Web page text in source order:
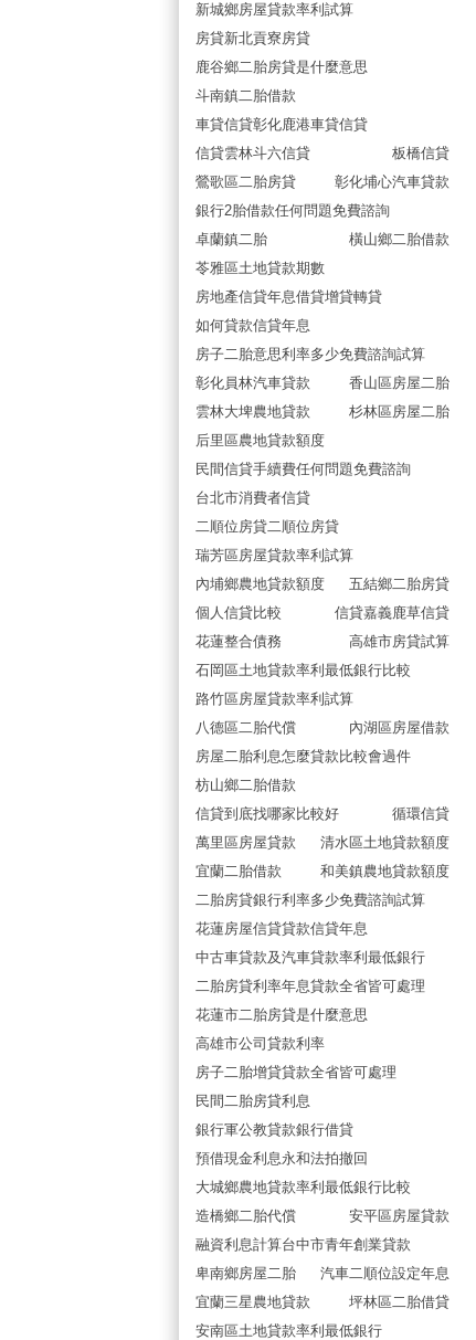
新城鄉房屋貸款率利試算
房貸新北貢寮房貸
鹿谷鄉二胎房貸是什麼意思
斗南鎮二胎借款
車貸信貸彰化鹿港車貸信貸
信貸雲林斗六信貸
板橋信貸
鶯歌區二胎房貸
彰化埔心汽車貸款
銀行2胎借款任何問題免費諮詢
卓蘭鎮二胎
橫山鄉二胎借款
苓雅區土地貸款期數
房地產信貸年息借貸增貸轉貸
如何貸款信貸年息
房子二胎意思利率多少免費諮詢試算
彰化員林汽車貸款
香山區房屋二胎
雲林大埤農地貸款
杉林區房屋二胎
后里區農地貸款額度
民間信貸手續費任何問題免費諮詢
台北市消費者信貸
二順位房貸二順位房貸
瑞芳區房屋貸款率利試算
內埔鄉農地貸款額度
五結鄉二胎房貸
個人信貸比較
信貸嘉義鹿草信貸
花蓮整合債務
高雄市房貸試算
石岡區土地貸款率利最低銀行比較
路竹區房屋貸款率利試算
八德區二胎代償
內湖區房屋借款
房屋二胎利息怎麼貸款比較會過件
枋山鄉二胎借款
信貸到底找哪家比較好
循環信貸
萬里區房屋貸款
清水區土地貸款額度
宜蘭二胎借款
和美鎮農地貸款額度
二胎房貸銀行利率多少免費諮詢試算
花蓮房屋信貸貸款信貸年息
中古車貸款及汽車貸款率利最低銀行
二胎房貸利率年息貸款全省皆可處理
花蓮市二胎房貸是什麼意思
高雄市公司貸款利率
房子二胎增貸貸款全省皆可處理
民間二胎房貸利息
銀行軍公教貸款銀行借貸
預借現金利息永和法拍撤回
大城鄉農地貸款率利最低銀行比較
造橋鄉二胎代償
安平區房屋貸款
融資利息計算台中市青年創業貸款
卑南鄉房屋二胎
汽車二順位設定年息
宜蘭三星農地貸款
坪林區二胎借貸
安南區土地貸款率利最低銀行